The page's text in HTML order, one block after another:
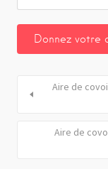
Aire de
Aire de